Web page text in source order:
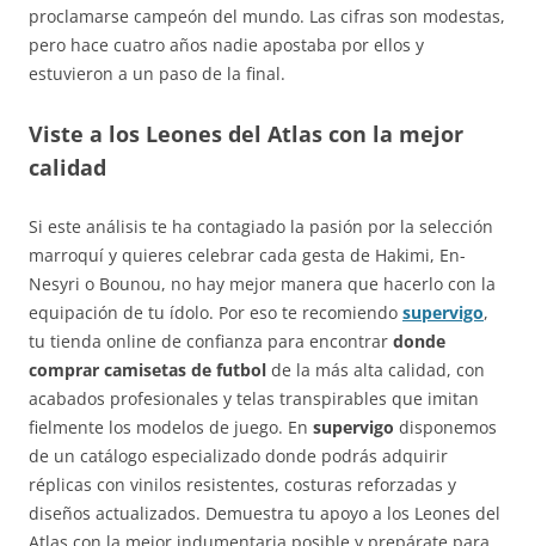
proclamarse campeón del mundo. Las cifras son modestas,
pero hace cuatro años nadie apostaba por ellos y
estuvieron a un paso de la final.
Viste a los Leones del Atlas con la mejor
calidad
Si este análisis te ha contagiado la pasión por la selección
marroquí y quieres celebrar cada gesta de Hakimi, En-
Nesyri o Bounou, no hay mejor manera que hacerlo con la
equipación de tu ídolo. Por eso te recomiendo supervigo,
tu tienda online de confianza para encontrar donde
comprar camisetas de futbol de la más alta calidad, con
acabados profesionales y telas transpirables que imitan
fielmente los modelos de juego. En supervigo disponemos
de un catálogo especializado donde podrás adquirir
réplicas con vinilos resistentes, costuras reforzadas y
diseños actualizados. Demuestra tu apoyo a los Leones del
Atlas con la mejor indumentaria posible y prepárate para